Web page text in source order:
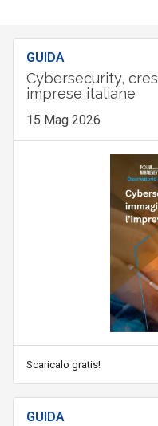
GUIDA
Cybersecurity,
imprese italiane
15 Mag 2026
Scaricalo gratis!
GUIDA